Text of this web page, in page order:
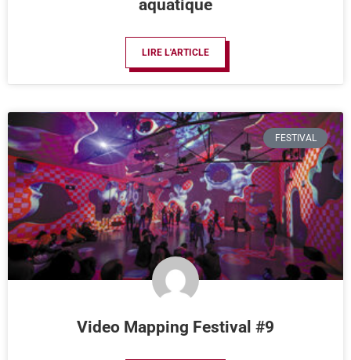
aquatique
LIRE L'ARTICLE
FESTIVAL
Video Mapping Festival #9